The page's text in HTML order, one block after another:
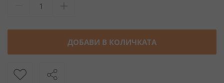
ДОБАВИ В КОЛИЧКАТА